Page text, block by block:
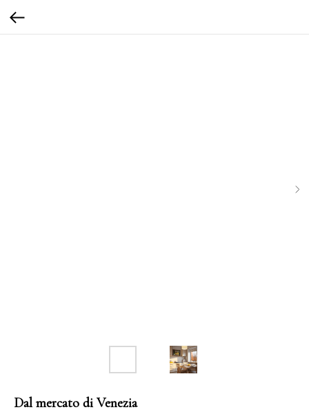
Dal mercato di Venezia